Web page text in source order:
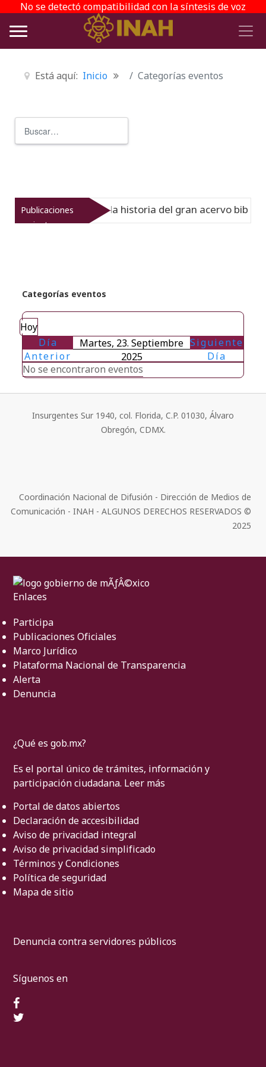
No se detectó compatibilidad con la síntesis de voz
Está aquí: Inicio Categorías eventos
Publicaciones
recientes
Virreinato muestra la historia del gran acervo
Categorías eventos
Hoy
Día
Anterior
Martes, 23. Septiembre
2025
Siguiente
Día
No se encontraron eventos
Insurgentes Sur 1940, col. Florida, C.P. 01030, Álvaro
Obregón, CDMX.
Coordinación Nacional de Difusión - Dirección de Medios de
Comunicación - INAH - ALGUNOS DERECHOS RESERVADOS ©
2025
Enlaces
Participa
Publicaciones Oficiales
Marco Jurídico
Plataforma Nacional de Transparencia
Alerta
Denuncia
¿Qué es gob.mx?
Es el portal único de trámites, información y
participación ciudadana. Leer más
Portal de datos abiertos
Declaración de accesibilidad
Aviso de privacidad integral
Aviso de privacidad simplificado
Términos y Condiciones
Política de seguridad
Mapa de sitio
Denuncia contra servidores públicos
Síguenos en